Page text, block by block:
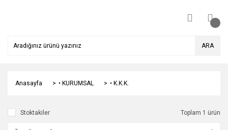
ARA
Anasayfa • KURUMSAL • K.K.K.
Stoktakiler Toplam 1 ürün